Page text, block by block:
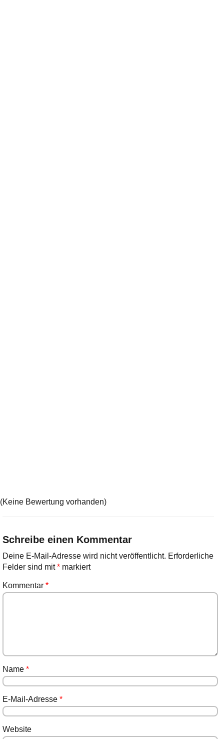
(Keine Bewertung vorhanden)
Schreibe einen Kommentar
Deine E-Mail-Adresse wird nicht veröffentlicht. Erforderliche
Felder sind mit*markiert
Kommentar *
Name *
E-Mail-Adresse *
Website